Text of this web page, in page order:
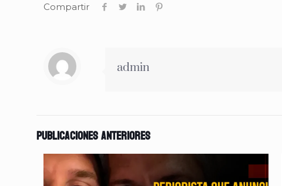
Compartir
admin
Publicaciones anteriores